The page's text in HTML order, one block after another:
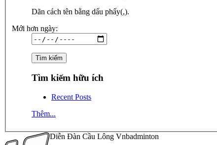
Dãn cách tên bằng dấu phẩy(,).
Mới hơn ngày:
Tìm kiếm hữu ích
Recent Posts
Thêm...
Diễn Đàn Cầu Lông Vnbadminton